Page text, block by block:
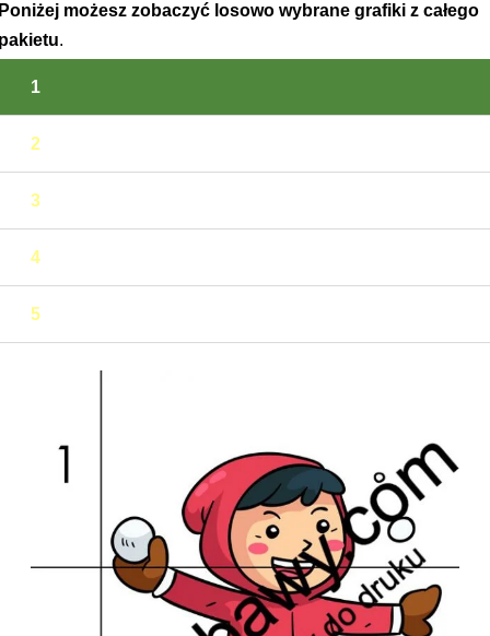
możesz zobaczyć losowo wybrane grafiki z całego
.
1
2
3
4
5